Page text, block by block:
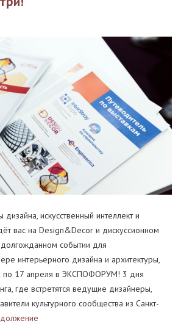
искусственный интеллект и
вас на Design&Decor и дискуссионном
событии для
интерьерного дизайна и архитектуры,
по 17 апреля в ЭКСПОФОРУМ! 3 дня
где встретятся ведущие дизайнеры,
культурного сообщества из Санкт-